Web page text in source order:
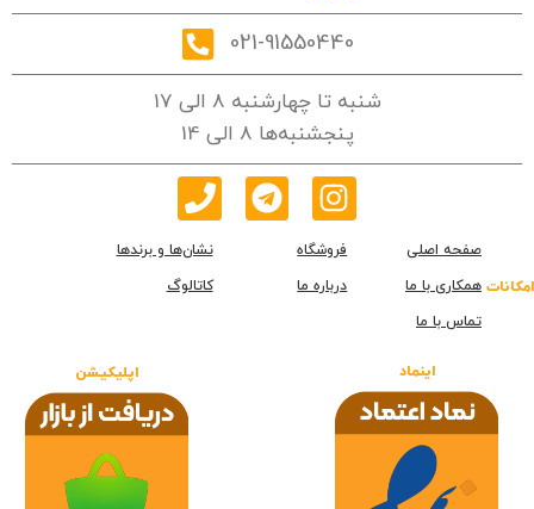
021-91550440
شنبه تا چهارشنبه 8 الی 17
پنجشنبه‌ها 8 الی 14
امکانات
صفحه اصلی فروشگاه
نشان‌ها و برندها
همکاری با ما
درباره ما
کاتالوگ
تماس با ما
اینماد اپلیکیشن